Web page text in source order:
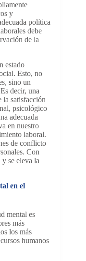
y
política
debe
de la
estado
Esto, no
sino un
decir, una
la satisfacción
psicológico
adecuada
en nuestro
laboral.
de conflicto
Con
se eleva la
en el
mental es
más
los más
humanos